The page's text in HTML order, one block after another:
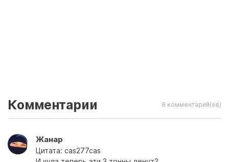
Комментарии 8 комментарий(ев)
Жанар
Цитата: cas277cas